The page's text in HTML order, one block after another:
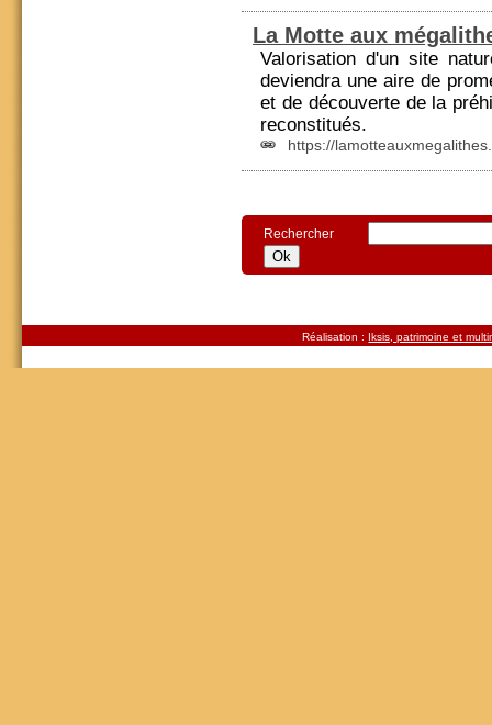
La Motte aux
Valorisation d'un site
deviendra une aire de
et de découverte de la
reconstitués.
https://
Rechercher
Réalisation : Iksis, patrimoine et